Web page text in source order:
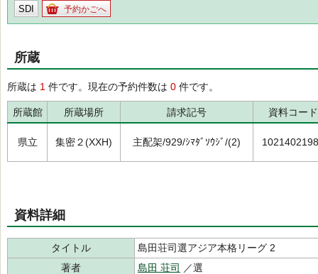
SDI 予約かごへ
所蔵
所蔵は 1 件です。現在の予約件数は 0 件です。
所蔵館 所蔵場所 請求記号 資料コード
県立 集密２(XXH) 主配架/929/ｼﾏﾀﾞｿｳｼﾞ/(2)
資料詳細
タイトル
島田荘司選アジア本格リーグ 2
著者
島田 荘司
／選